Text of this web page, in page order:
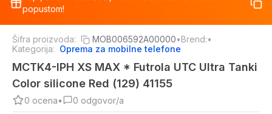
%
popustom!
Šifra proizvoda: MOB006592A00000•Brend:•
Kategorija: Oprema za mobilne telefone
MCTK4-IPH XS MAX * Futrola UTC Ultra Tanki
Color silicone Red (129) 41155
0 ocena• 0 odgovor/a